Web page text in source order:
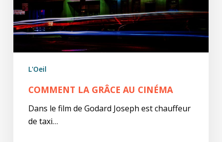
L'Oeil
COMMENT LA GRÂCE AU CINÉMA
Dans le film de Godard Joseph est chauffeur
de taxi…